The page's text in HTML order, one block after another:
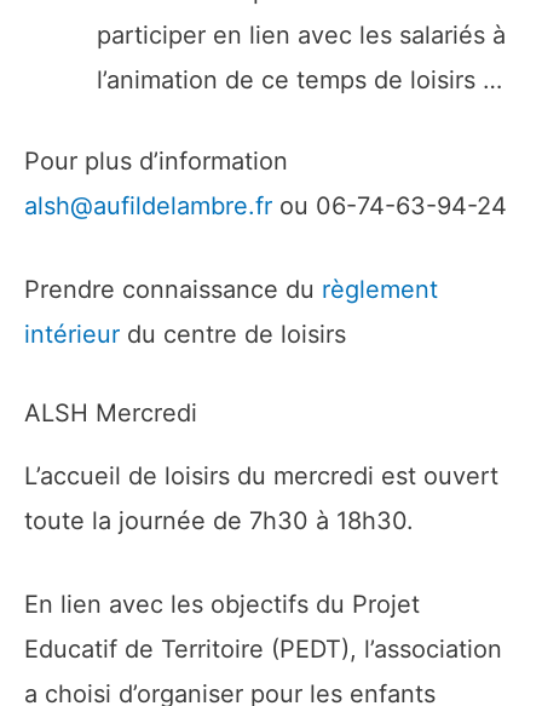
participer en lien avec les salariés à
l’animation de ce temps de loisirs …
Pour plus d’information
alsh@aufildelambre.fr ou 06-74-63-94-24
Prendre connaissance du règlement
intérieur du centre de loisirs
ALSH Mercredi
L’accueil de loisirs du mercredi est ouvert
toute la journée de 7h30 à 18h30.
En lien avec les objectifs du Projet
Educatif de Territoire (PEDT), l’association
a choisi d’organiser pour les enfants